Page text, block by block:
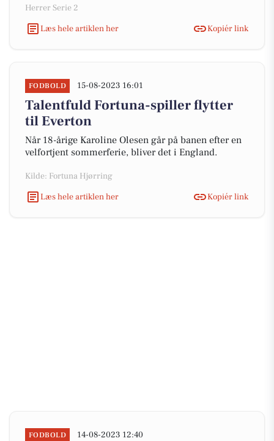
Herrer Serie 2
Læs hele artiklen her
Kopiér link
FODBOLD 15-08-2023 16:01
Talentfuld Fortuna-spiller flytter
til Everton
Når 18-årige Karoline Olesen går på banen efter en
velfortjent sommerferie, bliver det i England.
Kilde: Fortuna Hjørring
Læs hele artiklen her
Kopiér link
FODBOLD 14-08-2023 12:40